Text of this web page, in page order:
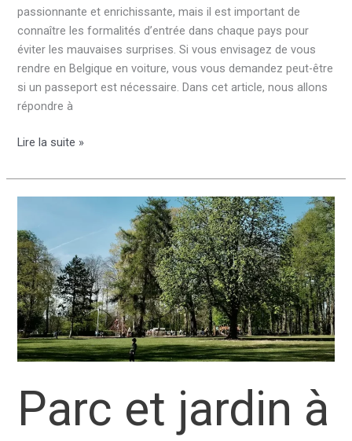
passionnante et enrichissante, mais il est important de
connaître les formalités d’entrée dans chaque pays pour
éviter les mauvaises surprises. Si vous envisagez de vous
rendre en Belgique en voiture, vous vous demandez peut-être
si un passeport est nécessaire. Dans cet article, nous allons
répondre à
Faut-
un
passeport
aller
en
Belgique
en
voiture
?
Lire la suite »
Parc et jardin à